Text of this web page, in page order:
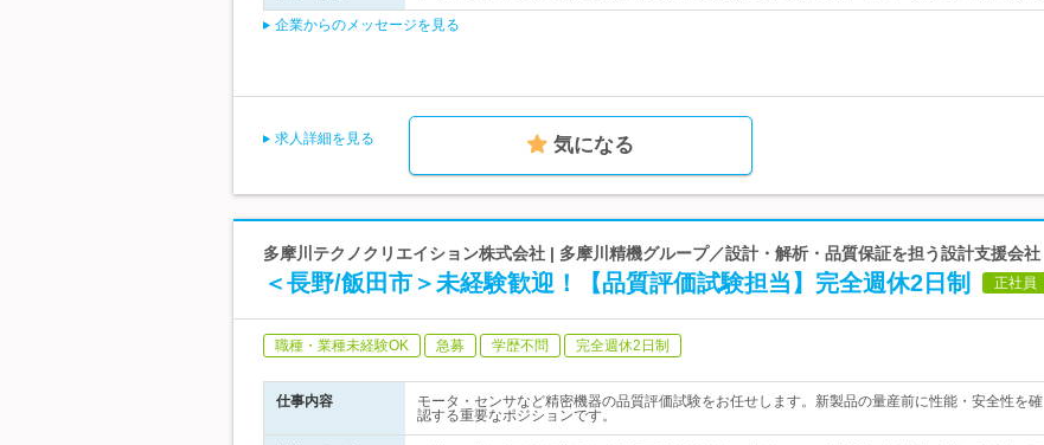
企業からのメッセージを見る
求人詳細を見る 気になる
多摩川テクノクリエイション株式会社 | 多摩川精機グループ／設計・解析・品質保証を担う設計支援会社
＜長野/飯田市＞未経験歓迎！【品質評価試験担当】完全週休2日制 正社員
職種・業種未経験OK 急募 学歴不問 完全週休2日制
仕事内容
モータ・センサなど精密機器の品質評価試験をお任せします。新製品の量産前に性能・安全性を確
認する重要なポジションです。